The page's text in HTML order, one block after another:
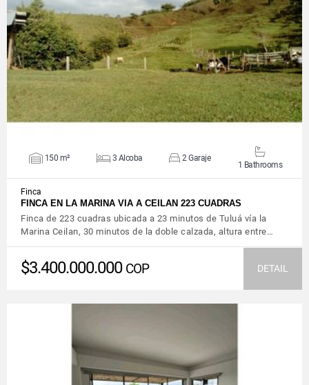
VIEW DETAILS
150 m² 3 Alcoba 2 Garaje
1 Bathrooms
Finca
FINCA EN LA MARINA VIA A CEILAN 223 CUADRAS
Finca de 223 cuadras ubicada a 23 minutos de Tuluá vía la
Marina Ceilan, 30 minutos de la doble calzada, altura entre…
$3.400.000.000 COP DETAIL